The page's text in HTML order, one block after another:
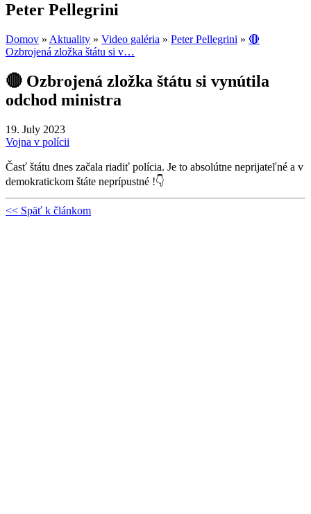
Peter Pellegrini
Domov » Aktuality » Video galéria » Peter Pellegrini » 🔴
Ozbrojená zložka štátu si v…
🔴 Ozbrojená zložka štátu si vynútila
odchod ministra
19. July 2023
Vojna v polícii
Časť štátu dnes začala riadiť polícia. Je to absolútne neprijateľné a v
demokratickom štáte neprípustné !👇
<< Späť k článkom